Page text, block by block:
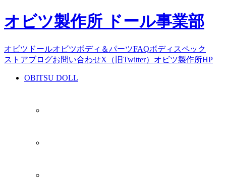
オビツ製作所 ドール事業部
オビツドールオビツボディ＆パーツFAQボディスペック
ストアブログお問い合わせX（旧Twitter） オビツ製作所HP
OBITSU DOLL